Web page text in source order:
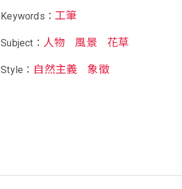
Keywords：工筆
Subject： 人物 風景 花草
Style： 自然主義 象徵